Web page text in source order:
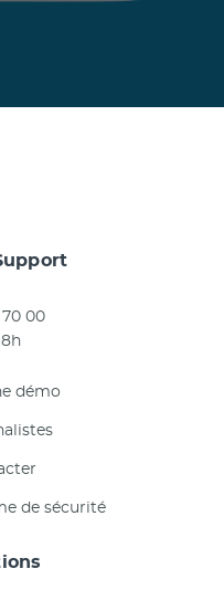
70 00
démo
de sécurité